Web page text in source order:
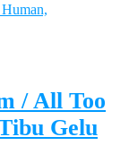
/ All Too
Gelu